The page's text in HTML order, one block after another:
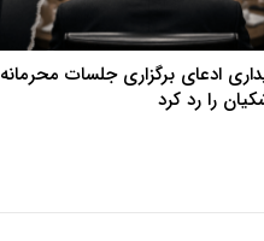
ادعای برگزاری جلسات محرمانه
را رد کرد